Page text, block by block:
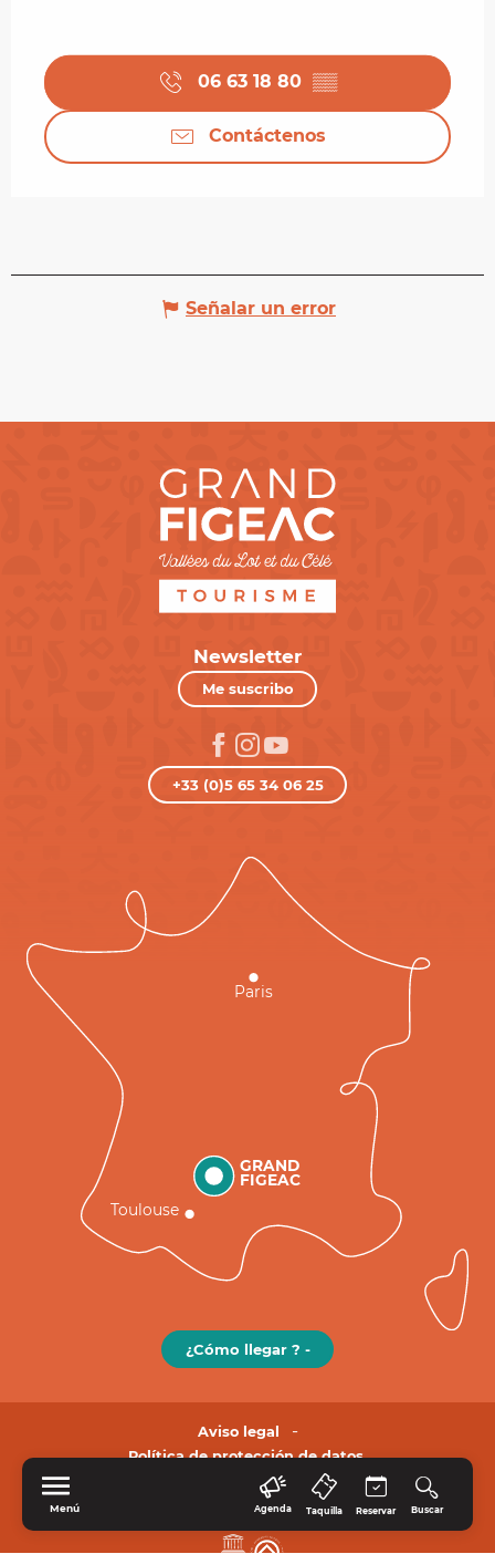
Menú Agenda Taquilla Reservar Buscar
06 63 18 80 ▒▒
Contáctenos
Señalar un error
Newsletter
Me suscribo
+33 (0)5 65 34 06 25
GRAND
FIGEAC
Toulouse
Paris
¿Cómo llegar ? -
Aviso legal
Política de protección de datos.